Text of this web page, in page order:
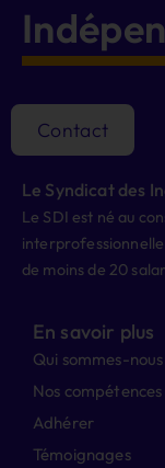
Contact
Le Syndicat des
Le SDI est né au
de moins de 20
En savoir plus
Qui sommes-
Nos compétences
Adhérer
Témoignages